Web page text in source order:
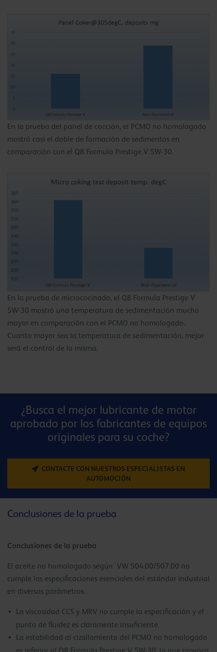
En la prueba del panel de cocción, el PCMO no homologado
mostró casi el doble de formación de sedimentos en
comparación con el Q8 Formula Prestige V 5W-30.
En la prueba de micrococinado, el Q8 Formula Prestige V
5W-30 mostró una temperatura de sedimentación mucho
mayor en comparación con el PCMO no homologado.
Cuanto mayor sea la temperatura de sedimentación, mejor
será el control de la misma.
¿Busca el mejor lubricante de motor
aprobado por los fabricantes de equipos
originales para su coche?
CONTACTE CON NUESTROS ESPECIALISTAS EN
AUTOMOCIÓN
Conclusiones de la prueba
Conclusiones de la prueba
El aceite no homologado según VW 504.00/507.00 no
cumple las especificaciones esenciales del estándar industrial
en diversos parámetros.
La viscosidad CCS y MRV no cumple la especificación y el
punto de fluidez es claramente insuficiente.
La estabilidad al cizallamiento del PCMO no homologado